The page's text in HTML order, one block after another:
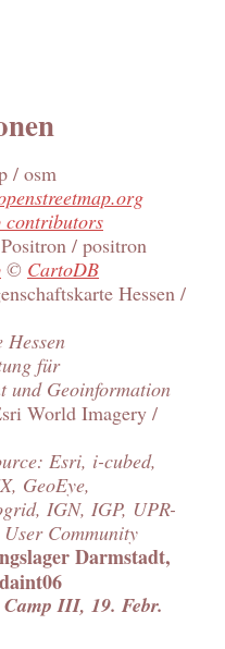
/ osm
contributors
/ positron
© CartoDB
Hessen /
Hessen
für
und Geoinformation
World Imagery /
Esri, i-cubed,
GeoEye,
IGN, IGP, UPR-
Community
Darmstadt,
III, 19. Febr.